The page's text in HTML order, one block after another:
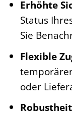
Erhöhte
Status
Sie
Flexible
oder